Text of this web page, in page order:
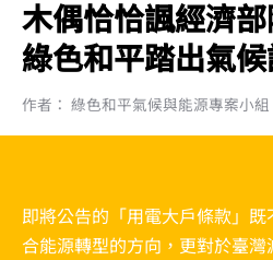
木偶恰恰諷經濟
綠色和平踏出氣
作者： 綠色和平氣候與能源專案小組
即將公告的「用電大戶條款」
合能源轉型的方向，更對於臺